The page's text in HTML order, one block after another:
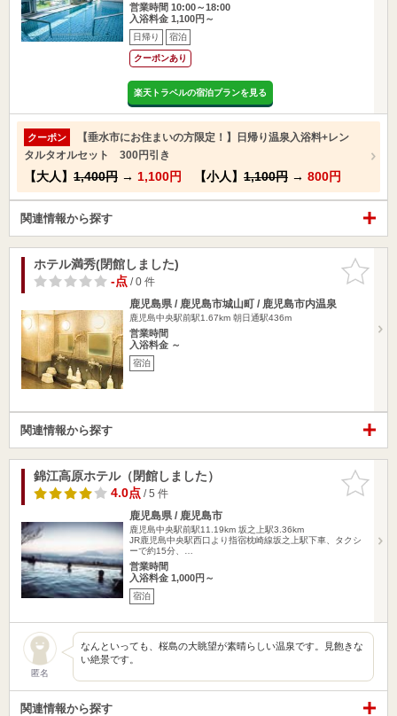
営業時間 10:00～18:00
入浴料金 1,100円～
日帰り 宿泊
クーポンあり
楽天トラベルの宿泊プランを見る
クーポン
【垂水市にお住まいの方限定！】日帰り温泉入浴料+レン
タルタオルセット 300円引き
【大人】 1,400円 → 1,100円 【小人】 1,100円 → 800円
関連情報から探す
お気に入
りに追加
ホテル満秀(閉館しました)
-点/ 0 件
鹿児島県 / 鹿児島市城山町 / 鹿児島市内温泉
鹿児島中央駅前駅1.67km 朝日通駅436m
営業時間
入浴料金 ～
宿泊
関連情報から探す
お気に入
りに追加
錦江高原ホテル（閉館しました）
4.0点/ 5 件
鹿児島県 / 鹿児島市
鹿児島中央駅前駅11.19km 坂之上駅3.36km
JR鹿児島中央駅西口より指宿枕崎線坂之上駅下車、タクシ
ーで約15分、…
営業時間
入浴料金 1,000円～
宿泊
匿名
なんといっても、桜島の大眺望が素晴らしい温泉です。見飽きな
い絶景です。
関連情報から探す